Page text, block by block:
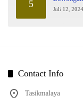
5
Juli 12, 2024
Contact Info
Tasikmalaya